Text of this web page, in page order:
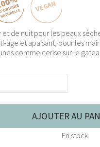
AJOUTER AU
En stock
et de nuit pour les peaux
âge et apaisant, pour les
comme cerise sur le